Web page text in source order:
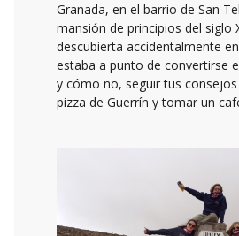
Granada, en el barrio de San
mansión de principios del siglo
descubierta accidentalmente
estaba a punto de convertirse
y cómo no, seguir tus
pizza de Guerrín y tomar un